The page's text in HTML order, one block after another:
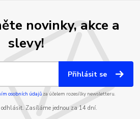
novinky, akce a
slevy!
Přihlásit se
osobních údajůza účelem rozesílky newsletteru.
odhlásit. Zasíláme jednou za 14 dní.